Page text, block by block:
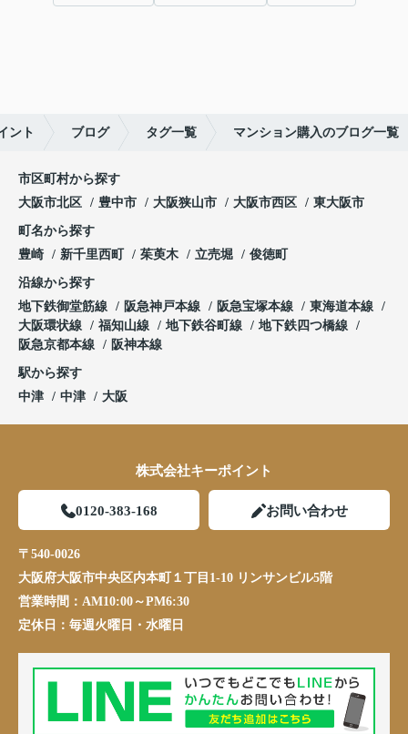
ント ブログ タグ一覧 マンション購入のブログ一覧
市区町村から探す
大阪市北区
豊中市 大阪狭山市 大阪市西区 東大阪市
町名から探す
豊崎
新千里西町 茱萸木 立売堀 俊徳町
沿線から探す
地下鉄御堂筋線
阪急神戸本線 阪急宝塚本線
東海道本線
大阪環状線
福知山線 地下鉄谷町線
地下鉄四つ橋線
阪急京都本線
阪神本線
駅から探す
中津
中津 大阪
株式会社キーポイント
0120-383-168 お問い合わせ
〒540-0026
大阪府大阪市中央区内本町１丁目1-10 リンサンビル5階
営業時間： AM10:00～PM6:30
定休日： 毎週火曜日・水曜日